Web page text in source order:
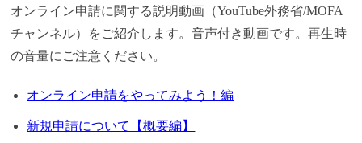
オンライン申請に関する説明動画（YouTube外務省/MOFA
チャンネル）をご紹介します。音声付き動画です。再生時
の音量にご注意ください。
オンライン申請をやってみよう！編
新規申請について【概要編】